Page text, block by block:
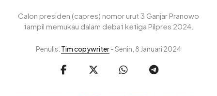
Calon presiden (capres) nomor urut 3 Ganjar Pranowo
tampil memukau dalam debat ketiga Pilpres 2024.
Penulis: Tim copywriter- Senin, 8 Januari 2024